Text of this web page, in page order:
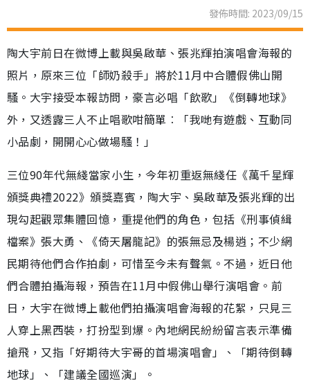
發佈時間: 2023/09/15
陶大宇前日在微博上載與吳啟華、張兆輝拍演唱會海報的
照片，原來三位「師奶殺手」將於11月中合體假佛山開
騷。大宇接受本報訪問，豪言必唱「飲歌」《倒轉地球》
外，又透露三人不止唱歌咁簡單︰「我哋有遊戲、互動同
小品劇，開開心心做場騷！」
三位90年代無綫當家小生，今年初重返無綫任《萬千星輝
頒獎典禮2022》頒獎嘉賓，陶大宇、吳啟華及張兆輝的出
現勾起觀眾集體回憶，重提他們的角色，包括《刑事偵緝
檔案》張大勇、《倚天屠龍記》的張無忌及楊逍；不少網
民期待他們合作拍劇，可惜至今未有聲氣。不過，近日他
們合體拍攝海報，預告在11月中假佛山舉行演唱會。前
日，大宇在微博上載他們拍攝演唱會海報的花絮，只見三
人穿上黑西裝，打扮型到爆。內地網民紛紛留言表示準備
搶飛，又指「好期待大宇哥的首場演唱會」、「期待倒轉
地球」、「建議全國巡演」。